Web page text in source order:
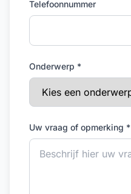
Telefoonnummer
Onderwerp *
Uw vraag of opmerking *